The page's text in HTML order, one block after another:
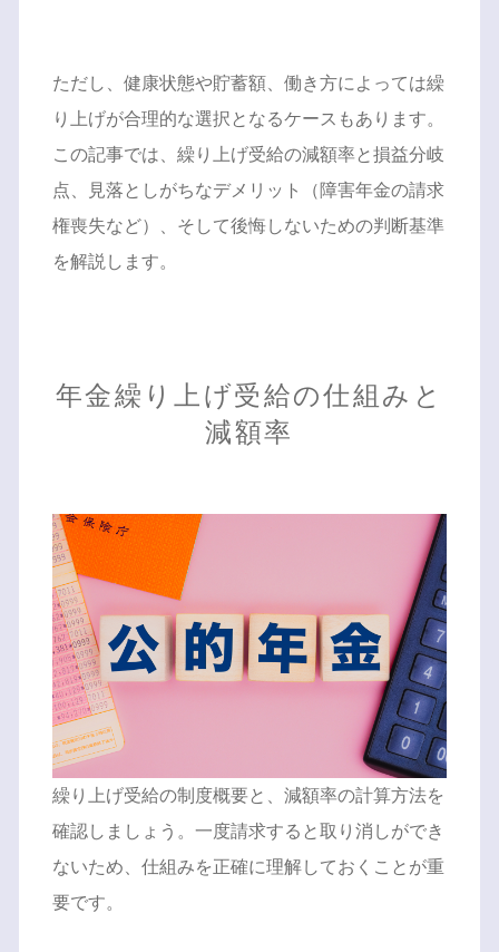
ただし、健康状態や貯蓄額、働き方によっては繰
り上げが合理的な選択となるケースもあります。
この記事では、繰り上げ受給の減額率と損益分岐
点、見落としがちなデメリット（障害年金の請求
権喪失など）、そして後悔しないための判断基準
を解説します。
年金繰り上げ受給の仕組みと
減額率
繰り上げ受給の制度概要と、減額率の計算方法を
確認しましょう。一度請求すると取り消しができ
ないため、仕組みを正確に理解しておくことが重
要です。